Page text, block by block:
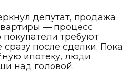
депутат, продажа
— процесс
покупатели требуют
после сделки. Пока
ипотеку, люди
над головой.